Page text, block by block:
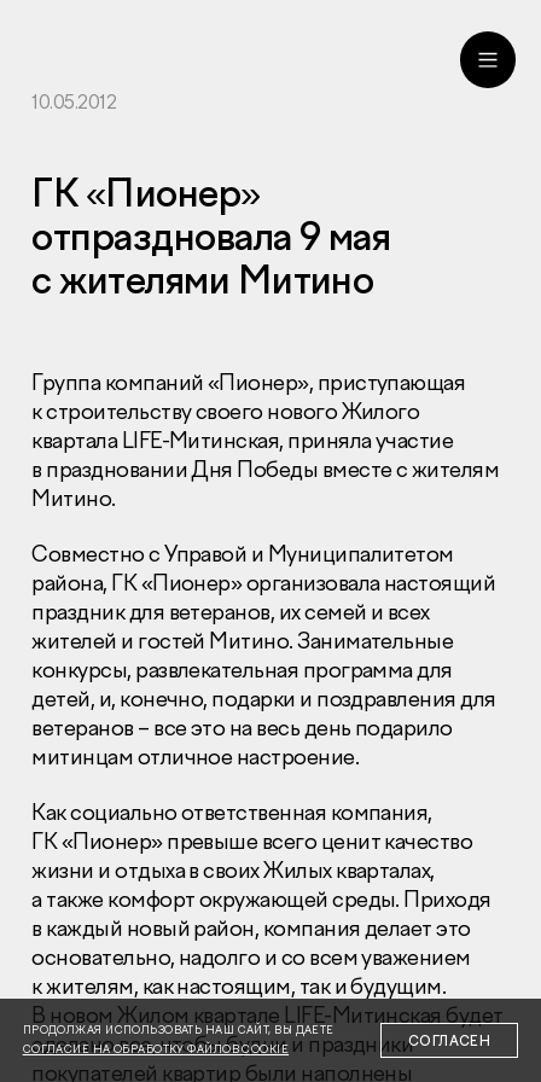
Раскрытие информации
Правовая информация
Сообщить о коррупции
Глaвный oфиc
+7 (495) 502 95 59
Отдел продаж
+7 (495) 641-35-35
Заказать звонок
© 2001-2026 Компания «Пионер»
10.05.2012
ГК «Пионер»
отпраздновала 9 мая
с жителями Митино
Группа компаний «Пионер», приступающая
к строительству своего нового Жилого
квартала LIFE-Митинская, приняла участие
в праздновании Дня Победы вместе с жителям
Митино.
Совместно с Управой и Муниципалитетом
района, ГК «Пионер» организовала настоящий
праздник для ветеранов, их семей и всех
жителей и гостей Митино. Занимательные
конкурсы, развлекательная программа для
детей, и, конечно, подарки и поздравления для
ветеранов – все это на весь день подарило
митинцам отличное настроение.
Как социально ответственная компания,
ГК «Пионер» превыше всего ценит качество
жизни и отдыха в своих Жилых кварталах,
а также комфорт окружающей среды. Приходя
в каждый новый район, компания делает это
основательно, надолго и со всем уважением
к жителям, как настоящим, так и будущим.
В новом Жилом квартале LIFE-Митинская будет
сделано все, чтобы будни и праздники
покупателей квартир были наполнены
ПРОДОЛЖАЯ ИСПОЛЬЗОВАТЬ НАШ САЙТ, ВЫ ДАЕТЕ
СОГЛАСИЕ НА ОБРАБОТКУ ФАЙЛОВ COOKIE
СОГЛАСЕН